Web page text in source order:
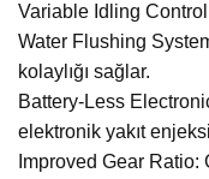
Variable Idling
Water Flushing
kolaylığı sağlar.
Battery-Less
elektronik yakıt
Improved Gear